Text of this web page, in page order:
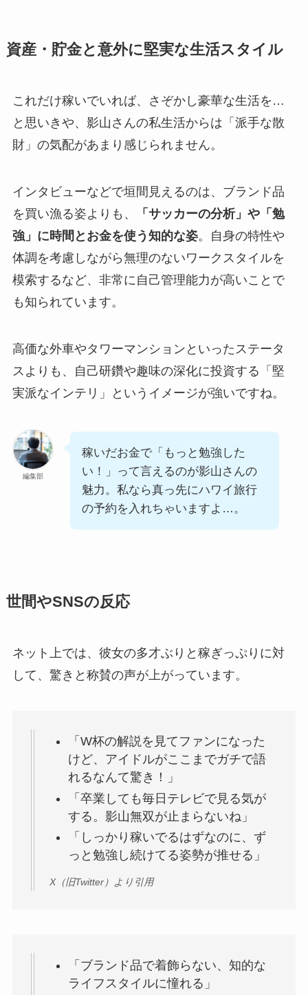
資産・貯金と意外に堅実な生活スタイル
これだけ稼いでいれば、さぞかし豪華な生活を…
と思いきや、影山さんの私生活からは「派手な散
財」の気配があまり感じられません。
インタビューなどで垣間見えるのは、ブランド品
を買い漁る姿よりも、
「サッカーの分析」や「勉
強」に時間とお金を使う知的な姿。自身の特性や
体調を考慮しながら無理のないワークスタイルを
模索するなど、非常に自己管理能力が高いことで
も知られています。
高価な外車やタワーマンションといったステータ
スよりも、自己研鑽や趣味の深化に投資する「堅
実派なインテリ」というイメージが強いですね。
編集部
稼いだお金で「もっと勉強した
い！」って言えるのが影山さんの
魅力。私なら真っ先にハワイ旅行
の予約を入れちゃいますよ…。
世間やSNSの反応
ネット上では、彼女の多才ぶりと稼ぎっぷりに対
して、驚きと称賛の声が上がっています。
「W杯の解説を見てファンになった
けど、アイドルがここまでガチで語
れるなんて驚き！」
「卒業しても毎日テレビで見る気が
する。影山無双が止まらないね」
「しっかり稼いでるはずなのに、ず
っと勉強し続けてる姿勢が推せる」
X（旧Twitter）より引用
「ブランド品で着飾らない、知的な
ライフスタイルに憧れる」